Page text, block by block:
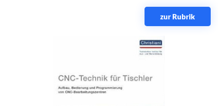
zur Rubrik